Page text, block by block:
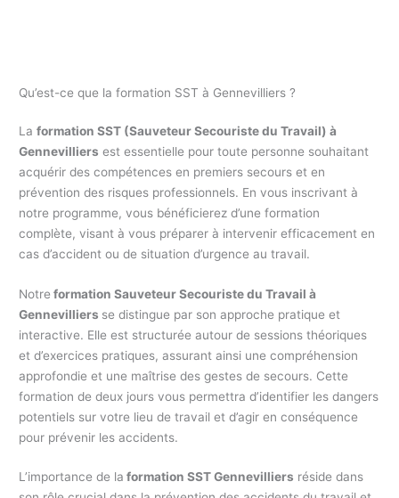
Qu’est-ce que la formation SST à Gennevilliers ?
Laformation SST (Sauveteur Secouriste du Travail) à
Gennevilliers est essentielle pour toute personne souhaitant
acquérir des compétences en premiers secours et en
prévention des risques professionnels. En vous inscrivant à
notre programme, vous bénéficierez d’une formation
complète, visant à vous préparer à intervenir efficacement en
cas d’accident ou de situation d’urgence au travail.
Notre formation Sauveteur Secouriste du Travail à
Gennevilliers se distingue par son approche pratique et
interactive. Elle est structurée autour de sessions théoriques
et d’exercices pratiques, assurant ainsi une compréhension
approfondie et une maîtrise des gestes de secours. Cette
formation de deux jours vous permettra d’identifier les dangers
potentiels sur votre lieu de travail et d’agir en conséquence
pour prévenir les accidents.
L’importance de la formation SST Gennevilliers réside dans